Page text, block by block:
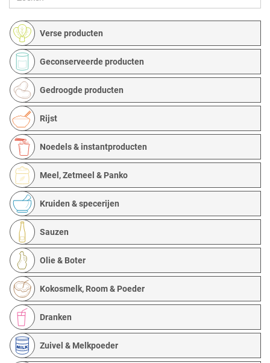
Verse producten
Geconserveerde producten
Gedroogde producten
Rijst
Noedels & instantproducten
Meel, Zetmeel & Panko
Kruiden & specerijen
Sauzen
Olie & Boter
Kokosmelk, Room & Poeder
Dranken
Zuivel & Melkpoeder